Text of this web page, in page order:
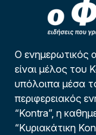
Ο ενημερωτικός
είναι μέλος του
υπόλοιπα μέσα
περιφερειακός
“Kontra”, η
“Κυριακάτικη